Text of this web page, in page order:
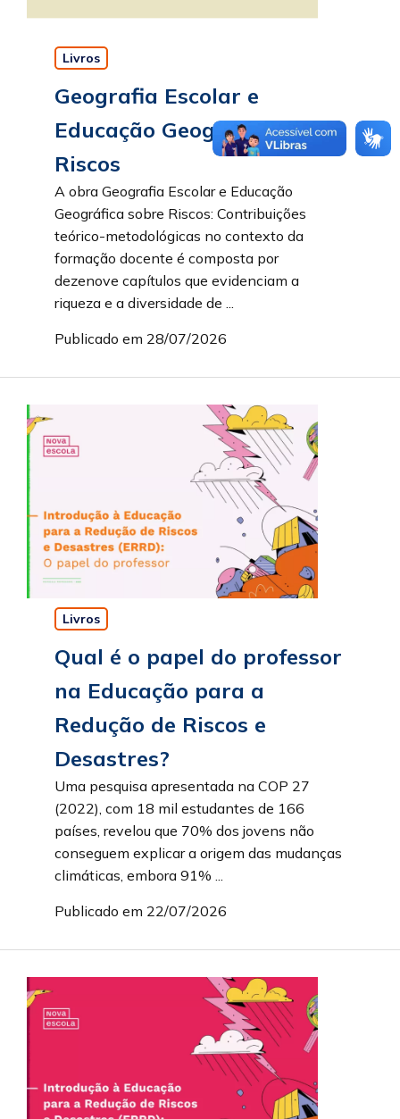
Livros
Geografia Escolar e
Educação Geográfica sobre
Riscos
A obra Geografia Escolar e Educação
Geográfica sobre Riscos: Contribuições
teórico-metodológicas no contexto da
formação docente é composta por
dezenove capítulos que evidenciam a
riqueza e a diversidade de ...
Publicado em 28/07/2026
Livros
Qual é o papel do professor
na Educação para a
Redução de Riscos e
Desastres?
Uma pesquisa apresentada na COP 27
(2022), com 18 mil estudantes de 166
países, revelou que 70% dos jovens não
conseguem explicar a origem das mudanças
climáticas, embora 91% ...
Publicado em 22/07/2026